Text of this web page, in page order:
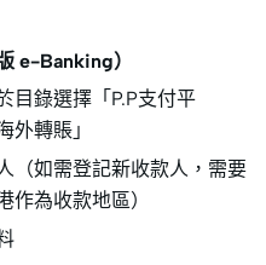
e-Banking）
目錄選擇「P.P支付平
外轉賬」
（如需登記新收款人，需要
作為收款地區）